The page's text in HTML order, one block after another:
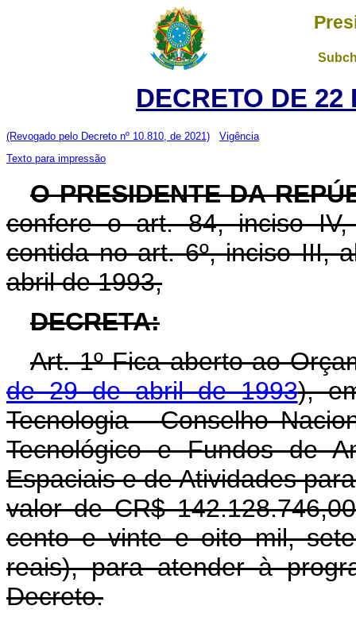
DECRETO DE 22
(Revogado pelo Decreto nº 10.810, de 2021)
Vigência
Texto para impressão
O PRESIDENTE DA
confere o art. 84, inciso
contida no art. 6º, inciso III,
abril de 1993,
DECRETA:
Art. 1º Fica aberto ao
de 29 de abril de 1993),
Tecnologia - Conselho
Tecnológico e Fundos de
Espaciais e de Atividades
valor de CR$
cento e vinte e oito mil,
reais), para atender à
Decreto.